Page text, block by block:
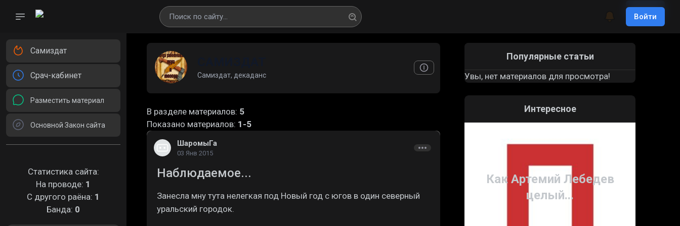
Войти
Войти
Самиздат
Срач-кабинет
Разместить материал
Основной Закон сайта
Статистика сайта:
На проводе: 1
С другого раёна: 1
Банда: 0
Самиздат, декаданс
В разделе материалов: 5
Показано материалов: 1-5
ШаромыГа
03 Янв 2015
Наблюдаемое...
Занесла мну тута нелегкая под Новый год с югов в один северный
уральский городок.
Популярные статьи
Увы, нет материалов для просмотра!
Интересное
Как Артемий Лебедев
целый...